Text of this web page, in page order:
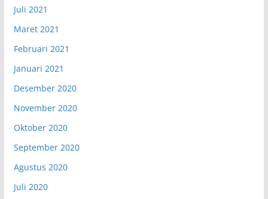
Juli 2021
Maret 2021
Februari 2021
Januari 2021
Desember 2020
November 2020
Oktober 2020
September 2020
Agustus 2020
Juli 2020